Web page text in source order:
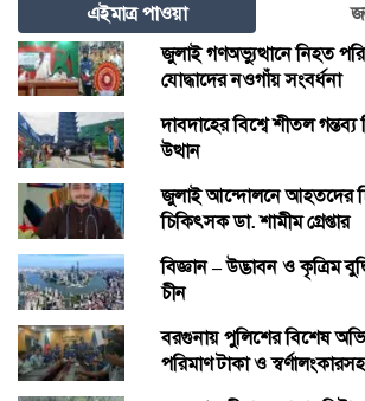
এইমাত্র পাওয়া
জুলাই গণঅভ্যুত্থানে নিহত
যোদ্ধাদের নওগাঁয় সংবর্ধনা
দাবদাহের বিশ্বে শীতল গন্তব্য
উত্থান
জুলাই আন্দোলনে আহতদের
চিকিৎসক ডা. শামীম গ্রেপ্তার
বিজ্ঞান – উদ্ভাবন ও কৃত্রিম
চীন
বরগুনায় পুলিশের বিশেষ
পরিমাণ টাকা ও